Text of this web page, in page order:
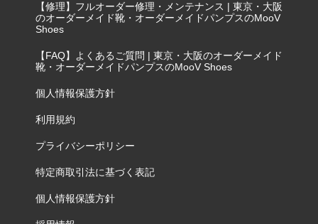
【修理】フルオーダー修理・メンテナンス | 東京・大阪
のオーダーメイド靴・オーダーメイドパンプスのMooV
Shoes
【FAQ】よくあるご質問 | 東京・大阪のオーダーメイド
靴・オーダーメイドパンプスのMooV Shoes
個人情報保護方針
利用規約
プライバシーポリシー
特定商取引法に基づく表記
個人情報保護方針